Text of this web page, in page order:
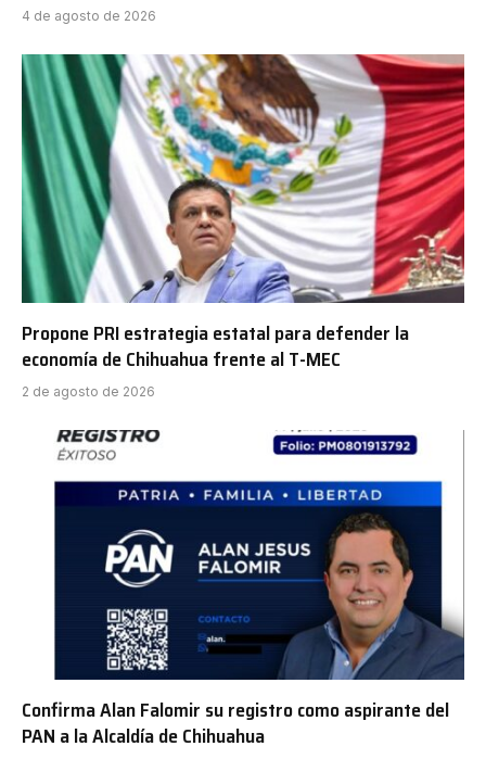
4 de agosto de 2026
Propone PRI estrategia estatal para defender la
economía de Chihuahua frente al T-MEC
2 de agosto de 2026
Confirma Alan Falomir su registro como aspirante del
PAN a la Alcaldía de Chihuahua